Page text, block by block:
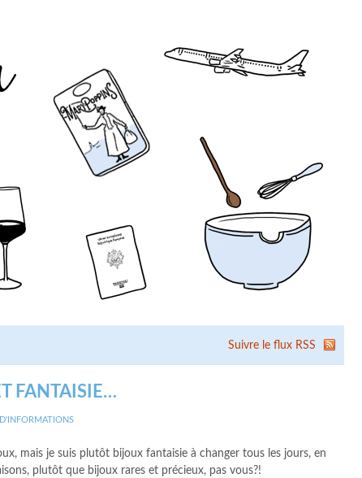
Suivre le flux RSS
FANTAISIE…
mais je suis plutôt bijoux fantaisie à changer tous les jours, en
plutôt que bijoux rares et précieux, pas vous?!